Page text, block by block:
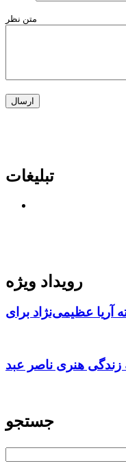
متن نظر
تبلیغات
رویداد ویژه
جستجو